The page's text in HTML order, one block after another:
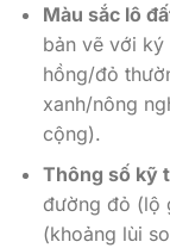
Màu sắc lô
bản vẽ với ký
hồng/đỏ
xanh/nông
cộng).
Thông số kỹ
đường đỏ (lộ
(khoảng lùi